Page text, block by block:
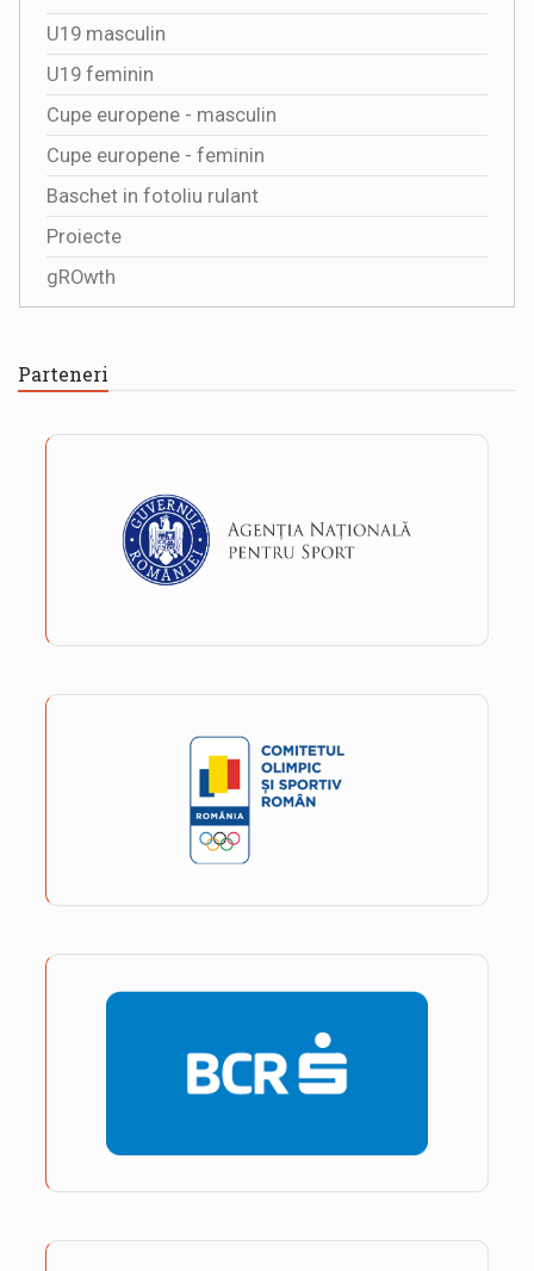
U19 masculin
U19 feminin
Cupe europene - masculin
Cupe europene - feminin
Baschet in fotoliu rulant
Proiecte
gROwth
Parteneri